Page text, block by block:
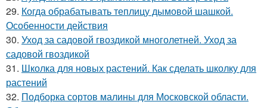
29. Когда обрабатывать теплицу дымовой шашкой.
Особенности действия
30. Уход за садовой гвоздикой многолетней. Уход за
садовой гвоздикой
31. Школка для новых растений. Как сделать школку для
растений
32. Подборка сортов малины для Московской области.